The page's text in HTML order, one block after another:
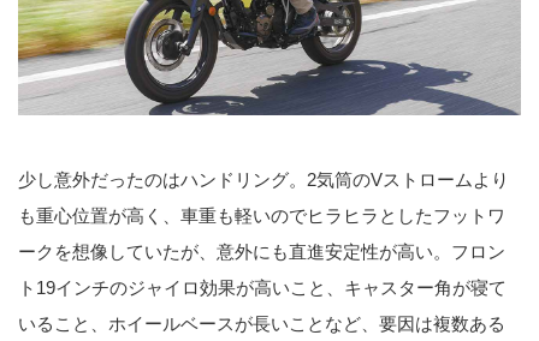
少し意外だったのはハンドリング。2気筒のVストロームより
も重心位置が高く、車重も軽いのでヒラヒラとしたフットワ
ークを想像していたが、意外にも直進安定性が高い。フロン
ト19インチのジャイロ効果が高いこと、キャスター角が寝て
いること、ホイールベースが長いことなど、要因は複数ある